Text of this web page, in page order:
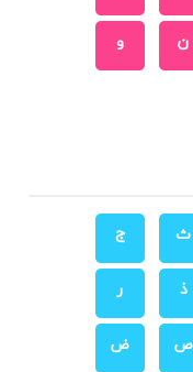
ن و
ث ج
ذ ر
ص ض